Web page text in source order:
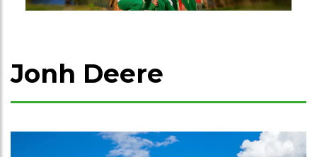
Jonh Deere